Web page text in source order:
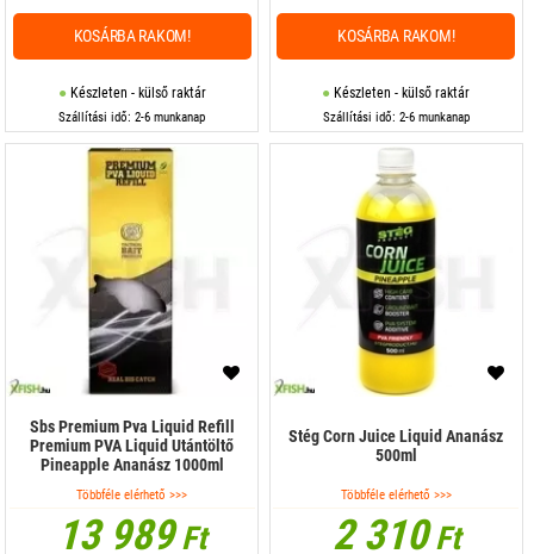
Készleten - külső raktár
Szállítási idő: 2-6 munkanap
KOSÁRBA RAKOM!
Készleten - külső raktár
Szállítási idő: 2-6 munkanap
KOSÁRBA RAKOM!
Sbs Premium Pva Liquid Refill
Premium PVA Liquid Utántöltő
Pineapple Ananász 1000ml
Többféle elérhető >>>
13 989Ft
Stég Corn Juice Liquid Ananász
500ml
Többféle elérhető >>>
2 310Ft